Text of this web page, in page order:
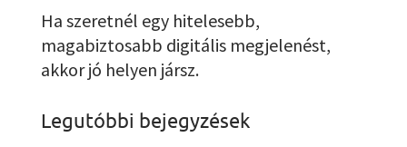
Ha szeretnél egy hitelesebb,
magabiztosabb digitális megjelenést,
akkor jó helyen jársz.
Legutóbbi bejegyzések